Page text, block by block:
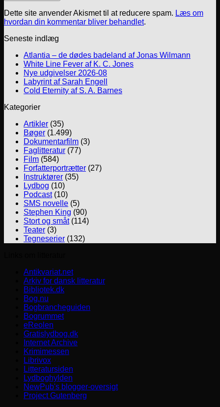
Dette site anvender Akismet til at reducere spam. Læs om
hvordan din kommentar bliver behandlet.
Seneste indlæg
Atlantia – de dødes badeland af Jonas Wilmann
White Line Fever af K. C. Jones
Nye udgivelser 2026-08
Labyrint af Sarah Engell
Cold Eternity af S. A. Barnes
Kategorier
Artikler (35)
Bøger (1.499)
Dokumentarfilm (3)
Faglitteratur (77)
Film (584)
Forfatterportrætter (27)
Instruktører (35)
Lydbog (10)
Podcast(10)
SMS novelle (5)
Stephen King (90)
Stort og småt(114)
Teater (3)
Tegneserier (132)
Antikvariat.net
Arkiv for dansk litteratur
Bibliotek.dk
Bog.nu
Bogbrancheguiden
Bogrummet
eReolen
Gratislydbog.dk
Internet Archive
Krimimessen
Librivox
Litteratursiden
Lydboghylden
NewPub's blogger-oversigt
Project Gutenberg